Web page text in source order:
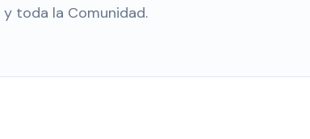
y toda la Comunidad.